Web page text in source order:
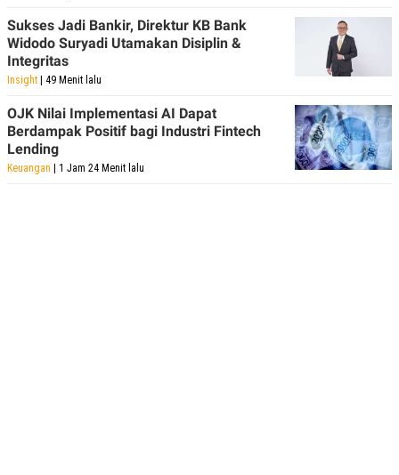
Sukses Jadi Bankir, Direktur KB Bank
Widodo Suryadi Utamakan Disiplin &
Integritas
Insight | 49 Menit lalu
OJK Nilai Implementasi AI Dapat
Berdampak Positif bagi Industri Fintech
Lending
Keuangan | 1 Jam 24 Menit lalu